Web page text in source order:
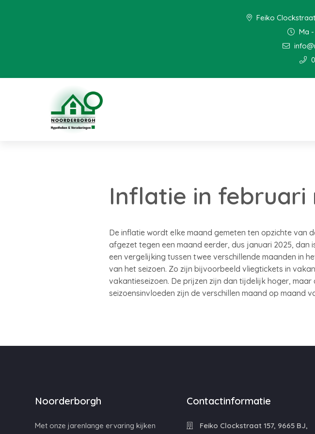
Feiko
Ma
Inflatie in februari
De inflatie wordt elke maand gemeten ten opzichte van
afgezet tegen een maand eerder, dus januari 2025, dan
een vergelijking tussen twee verschillende maanden in
van het seizoen. Zo zijn bijvoorbeeld vliegtickets in
vakantieseizoen. De prijzen zijn dan tijdelijk hoger,
seizoensinvloeden zijn de verschillen maand op maand
Noorderborgh
Met onze jarenlange ervaring kijken
Contactinformatie
Feiko Clockstraat 157, 9665 BJ,